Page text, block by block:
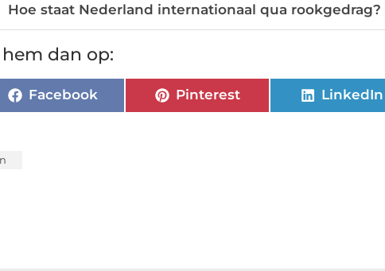
Hoe staat Nederland internationaal qua rookgedrag?
dan op:
Facebook Pinterest LinkedIn